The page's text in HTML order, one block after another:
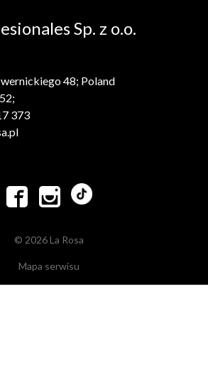
Sp. z o.o.
48; Poland
373
 
© 2026 La Rosa
Mapa serwisu